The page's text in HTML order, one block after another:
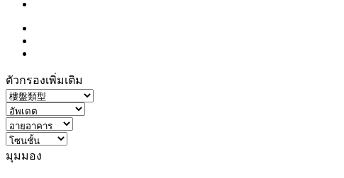
ตัวกรองเพิ่มเติม
มุมมอง